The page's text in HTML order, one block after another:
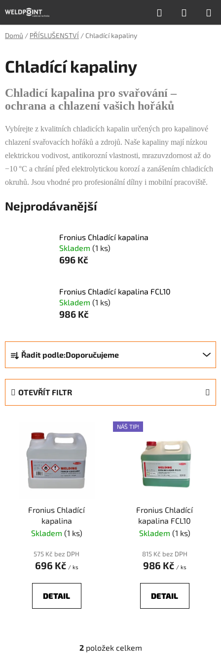
na
obsah
Hledat
KOŠÍK
Domů / PŘÍSLUŠENSTVÍ / Chladící kapaliny
Chladící kapaliny
Chladicí kapalina pro svařování –
ochrana a chlazení vašich hořáků
Vybírejte z kvalitních chladicích kapalin určených pro kapalinové
chlazení svařovacích hořáků a zdrojů. Naše kapaliny mají nízkou
elektrickou vodivost, antikorozní vlastnosti, mrazuvzdornost až do
−10 °C a chrání před elektrolytickou korozí a zanášením chladicích
okruhů. Jsou vhodné pro profesionální dílny i mobilní pracoviště.
Nejprodávanější
Fronius Chladící kapalina
Skladem (1 ks)
696 Kč
Fronius Chladící kapalina FCL10
Skladem (1 ks)
986 Kč
a
z
Řadit podle:Doporučujeme
OTEVŘÍT FILTR
Fronius Chladící
kapalina
Skladem (1 ks)
575 Kč bez DPH
696 Kč / ks
DETAIL
NÁŠ TIP!
Fronius Chladící
kapalina FCL10
Skladem (1 ks)
815 Kč bez DPH
986 Kč / ks
DETAIL
O
2položek celkem